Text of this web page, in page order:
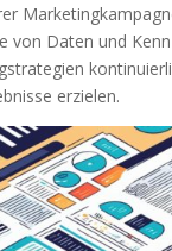
von Daten und
erzielen.